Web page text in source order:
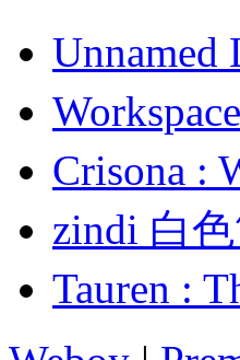
Crisona :
zindi 白
Tauren :